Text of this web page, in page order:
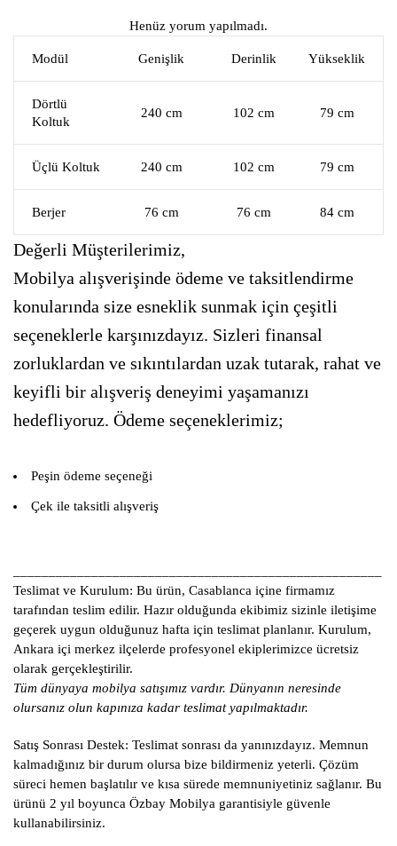
Henüz yorum yapılmadı.
Modül Genişlik Derinlik Yükseklik
Dörtlü
Koltuk
240 cm 102 cm 79 cm
Üçlü Koltuk 240 cm 102 cm 79 cm
Berjer 76 cm 76 cm 84 cm
Değerli Müşterilerimiz,
Mobilya alışverişinde ödeme ve taksitlendirme
konularında size esneklik sunmak için çeşitli
seçeneklerle karşınızdayız. Sizleri finansal
zorluklardan ve sıkıntılardan uzak tutarak, rahat ve
keyifli bir alışveriş deneyimi yaşamanızı
hedefliyoruz. Ödeme seçeneklerimiz;
Peşin ödeme seçeneği
Çek ile taksitli alışveriş
Teslimat ve Kurulum: Bu ürün, Casablanca içine firmamız
tarafından teslim edilir. Hazır olduğunda ekibimiz sizinle iletişime
geçerek uygun olduğunuz hafta için teslimat planlanır. Kurulum,
Ankara içi merkez ilçelerde profesyonel ekiplerimizce ücretsiz
olarak gerçekleştirilir.
Tüm dünyaya mobilya satışımız vardır. Dünyanın neresinde
olursanız olun kapınıza kadar teslimat yapılmaktadır.
Satış Sonrası Destek: Teslimat sonrası da yanınızdayız. Memnun
kalmadığınız bir durum olursa bize bildirmeniz yeterli. Çözüm
süreci hemen başlatılır ve kısa sürede memnuniyetiniz sağlanır. Bu
ürünü 2 yıl boyunca Özbay Mobilya garantisiyle güvenle
kullanabilirsiniz.